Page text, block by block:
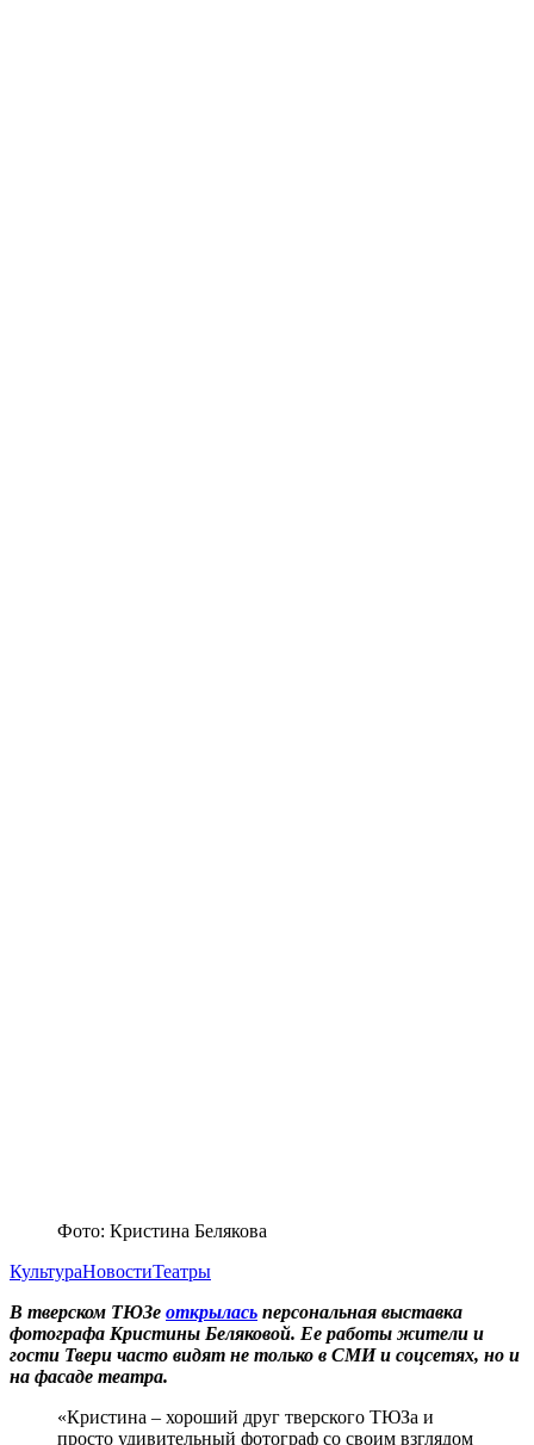
Фото: Кристина Белякова
КультураНовостиТеатры
В тверском ТЮЗе открылась персональная выставка
фотографа Кристины Беляковой. Ее работы жители и
гости Твери часто видят не только в СМИ и соцсетях, но и
на фасаде театра.
«Кристина – хороший друг тверского ТЮЗа и
просто удивительный фотограф со своим взглядом